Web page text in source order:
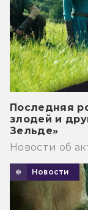
Последняя
злодей и
Зельде»
Новости об
Новости